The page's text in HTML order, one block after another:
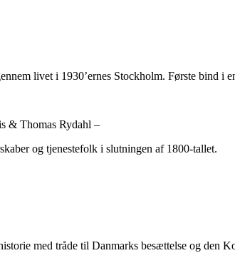
livet i 1930’ernes Stockholm. Første bind i
& Thomas Rydahl –
og tjenestefolk i slutningen af 1800-tallet.
med tråde til Danmarks besættelse og den